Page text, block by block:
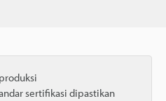
sertifikasi dipastikan